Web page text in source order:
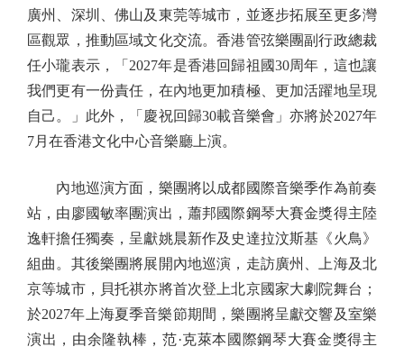
廣州、深圳、佛山及東莞等城市，並逐步拓展至更多灣
區觀眾，推動區域文化交流。香港管弦樂團副行政總裁
任小瓏表示，「2027年是香港回歸祖國30周年，這也讓
我們更有一份責任，在內地更加積極、更加活躍地呈現
自己。」此外，「慶祝回歸30載音樂會」亦將於2027年
7月在香港文化中心音樂廳上演。
內地巡演方面，樂團將以成都國際音樂季作為前奏
站，由廖國敏率團演出，蕭邦國際鋼琴大賽金獎得主陸
逸軒擔任獨奏，呈獻姚晨新作及史達拉汶斯基《火鳥》
組曲。其後樂團將展開內地巡演，走訪廣州、上海及北
京等城市，貝托祺亦將首次登上北京國家大劇院舞台；
於2027年上海夏季音樂節期間，樂團將呈獻交響及室樂
演出，由余隆執棒，范·克萊本國際鋼琴大賽金獎得主